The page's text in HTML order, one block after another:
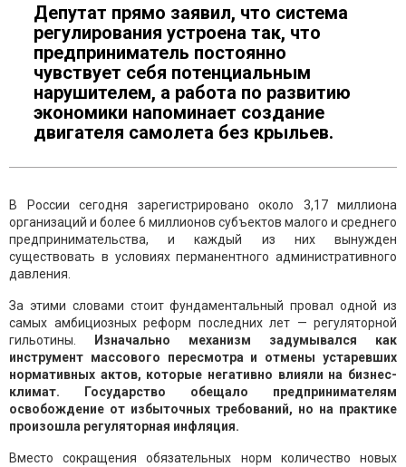
Депутат прямо заявил, что система
регулирования устроена так, что
предприниматель постоянно
чувствует себя потенциальным
нарушителем, а работа по развитию
экономики напоминает создание
двигателя самолета без крыльев.
В России сегодня зарегистрировано около 3,17 миллиона
организаций и более 6 миллионов субъектов малого и среднего
предпринимательства, и каждый из них вынужден
существовать в условиях перманентного административного
давления.
За этими словами стоит фундаментальный провал одной из
самых амбициозных реформ последних лет — регуляторной
гильотины.
Изначально механизм задумывался как
инструмент массового пересмотра и отмены устаревших
нормативных актов, которые негативно влияли на бизнес-
климат. Государство обещало предпринимателям
освобождение от избыточных требований, но на практике
произошла регуляторная инфляция.
Вместо сокращения обязательных норм количество новых